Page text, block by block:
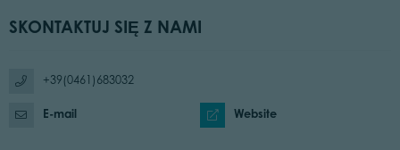
SKONTAKTUJ SIĘ Z NAMI
+39(0461)683032
E-mail Website